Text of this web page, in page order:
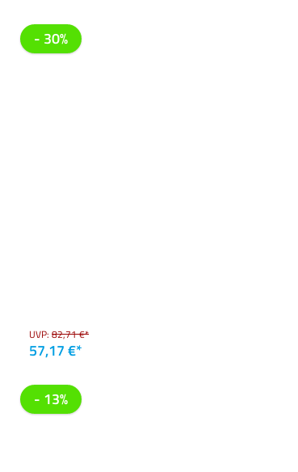
- 30%
UVP: 82,71 €*
57,17 €*
- 13%